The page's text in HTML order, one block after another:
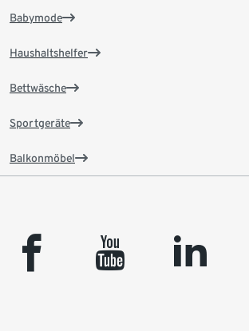
Babymode
Haushaltshelfer
Bettwäsche
Sportgeräte
Balkonmöbel
facebook youtube linkedin